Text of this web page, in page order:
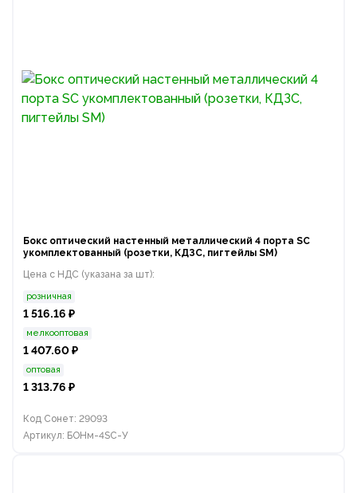
Бокс оптический настенный металлический 4 порта SC
укомплектованный (розетки, КДЗС, пигтейлы SM)
Цена с НДС (указана за шт):
розничная
1 516.16 ₽
мелкооптовая
1 407.60 ₽
оптовая
1 313.76 ₽
Код Сонет: 29093
Артикул: БОНм-4SC-У